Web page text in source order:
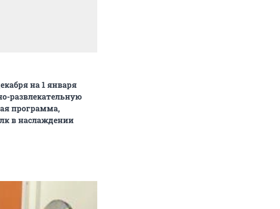
на 1 января
развлекательную
программа,
в наслаждении